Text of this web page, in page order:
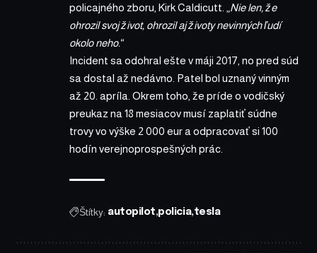
policajného zboru, Kirk Caldicutt. „ Nie len, že
ohrozil svoj život, ohrozil aj životy nevinných ľudí
okolo neho.“
Incident sa odohral ešte v máji 2017, no pred súd
sa dostal až nedávno. Patel bol uznaný vinným
až 20. apríla. Okrem toho, že príde o vodičský
preukaz na 18 mesiacov musí zaplatiť súdne
trovy vo výške 2 000 eur a odpracovať si 100
hodín verejnoprospešných prác.
Štítky: autopilot policia tesla